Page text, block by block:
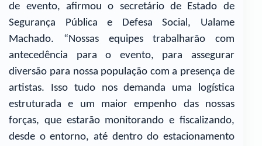
de evento, afirmou o secretário de Estado de
Segurança Pública e Defesa Social, Ualame
Machado. “Nossas equipes trabalharão com
antecedência para o evento, para assegurar
diversão para nossa população com a presença de
artistas. Isso tudo nos demanda uma logística
estruturada e um maior empenho das nossas
forças, que estarão monitorando e fiscalizando,
desde o entorno, até dentro do estacionamento